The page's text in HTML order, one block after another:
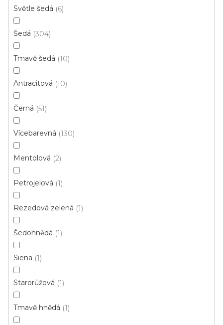
Světle šedá 6
Šedá 304
Tmavě šedá 10
Antracitová 10
Černá 51
Vícebarevná 130
Mentolová 2
Petrojelová 1
Rezedová zelená 1
Šedohnědá 1
Siena 1
Starorůžová 1
Tmavě hnědá 1
4 m
Metrážový koberec MARS 4417
241 Kč